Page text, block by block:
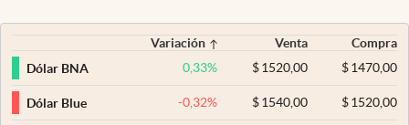
Variación Venta
Compra
Dólar BNA
0,33% $ 1520,00 $1470,00
Dólar Blue -0,32% $ 1540,00 $1520,00